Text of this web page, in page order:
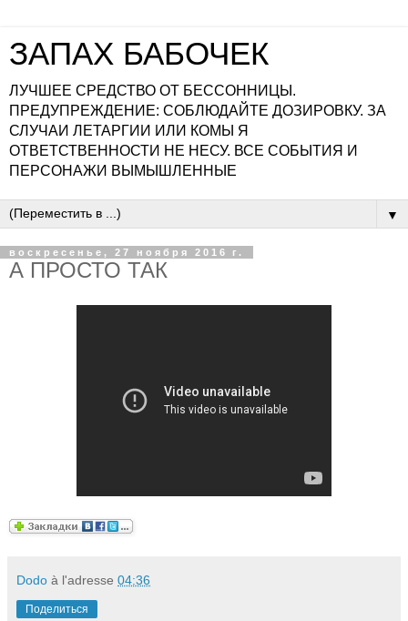
ЗАПАХ БАБОЧЕК
ЛУЧШЕЕ СРЕДСТВО ОТ БЕССОННИЦЫ.
ПРЕДУПРЕЖДЕНИЕ: СОБЛЮДАЙТЕ ДОЗИРОВКУ. ЗА
СЛУЧАИ ЛЕТАРГИИ ИЛИ КОМЫ Я
ОТВЕТСТВЕННОСТИ НЕ НЕСУ. ВСЕ СОБЫТИЯ И
ПЕРСОНАЖИ ВЫМЫШЛЕННЫЕ
▼
воскресенье, 27 ноября 2016 г.
А ПРОСТО ТАК
Dodo à l'adresse 04:36
Поделиться